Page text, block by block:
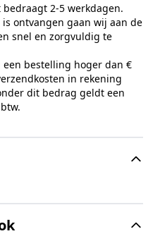
2-5 werkdagen.
ontvangen gaan wij aan de
snel en zorgvuldig te
een bestelling hoger dan €
in rekening
dit bedrag geldt een